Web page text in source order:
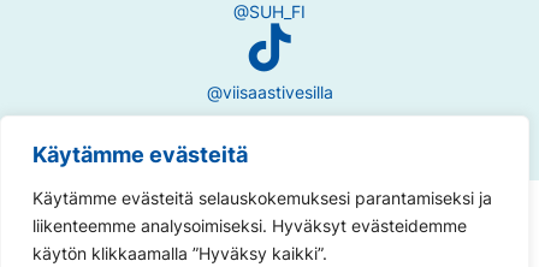
Käytämme evästeitä
Käytämme evästeitä selauskokemuksesi parantamiseksi ja
liikenteemme analysoimiseksi. Hyväksyt evästeidemme
käytön klikkaamalla ”Hyväksy kaikki”.
@SUH_FI
@viisaastivesilla
Tietosuojaseloste